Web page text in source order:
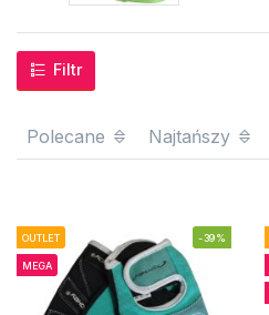
Filtr
Polecane Najtańszy
OUTLET
MEGA
-39%